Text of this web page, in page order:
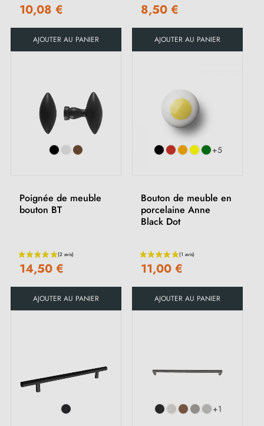
10,08 €
AJOUTER AU PANIER
8,50 €
AJOUTER AU PANIER
Poignée de meuble
bouton BT
14,50 €
AJOUTER AU PANIER
+5
Bouton de meuble en
porcelaine Anne
Black Dot
11,00 €
AJOUTER AU PANIER
+1